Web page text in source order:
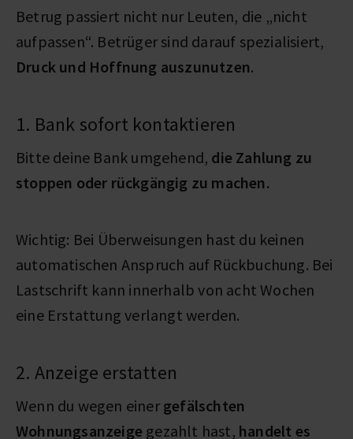
Betrug passiert nicht nur Leuten, die „nicht
aufpassen“. Betrüger sind darauf spezialisiert,
Druck und Hoffnung auszunutzen.
1. Bank sofort kontaktieren
Bitte deine Bank umgehend, die Zahlung zu
stoppen oder rückgängig zu machen.
Wichtig: Bei Überweisungen hast du keinen
automatischen Anspruch auf Rückbuchung. Bei
Lastschrift kann innerhalb von acht Wochen
eine Erstattung verlangt werden.
2. Anzeige erstatten
Wenn du wegen einer gefälschten
Wohnungsanzeige gezahlt hast, handelt es